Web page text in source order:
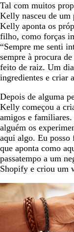
Tal com muitos
Kelly nasceu de um
Kelly aponta os
filho, como forças
“Sempre me senti
sempre à procura
feito de raiz. Um
ingredientes e criar
Depois de alguma
Kelly começou a
amigos e familiares.
alguém os
aqui algo. Eu posso
que aponta como
passatempo a um
Shopify e criou um